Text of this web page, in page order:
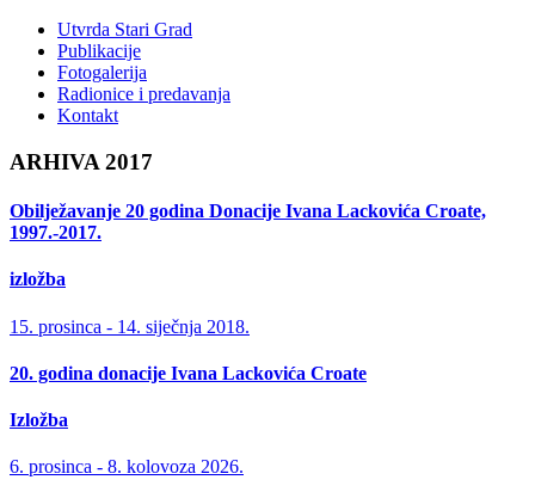
Utvrda Stari Grad
Publikacije
Fotogalerija
Radionice i predavanja
Kontakt
ARHIVA 2017
Obilježavanje 20 godina Donacije Ivana Lackovića Croate,
1997.-2017.
izložba
15. prosinca - 14. siječnja 2018.
20. godina donacije Ivana Lackovića Croate
Izložba
6. prosinca - 8. kolovoza 2026.